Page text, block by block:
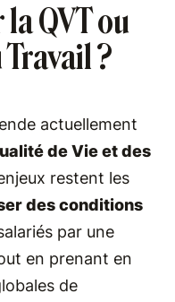
QVT ou
?
actuellement
de Vie et des
restent les
des conditions
par une
en prenant en
de